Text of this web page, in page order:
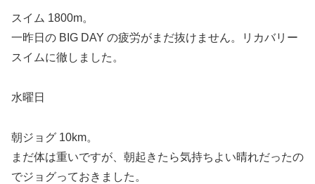
スイム 1800m。
一昨日の BIG DAY の疲労がまだ抜けません。リカバリー
スイムに徹しました。
水曜日
朝ジョグ 10km。
まだ体は重いですが、朝起きたら気持ちよい晴れだったの
でジョグっておきました。